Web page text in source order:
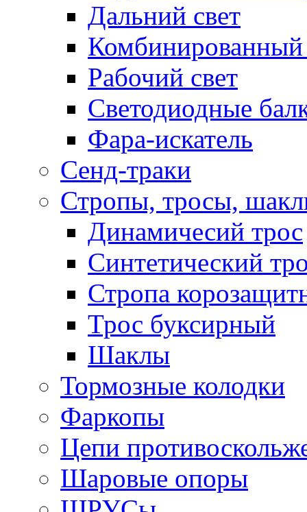
Дальний свет
Комбинированный
Рабочий свет
Светодиодные
Фара-искатель
Сенд-траки
Стропы, тросы,
Динамичесий трос
Синтетический
Стропа
Трос буксирный
Шаклы
Тормозные колодки
Фаркопы
Цепи
Шаровые опоры